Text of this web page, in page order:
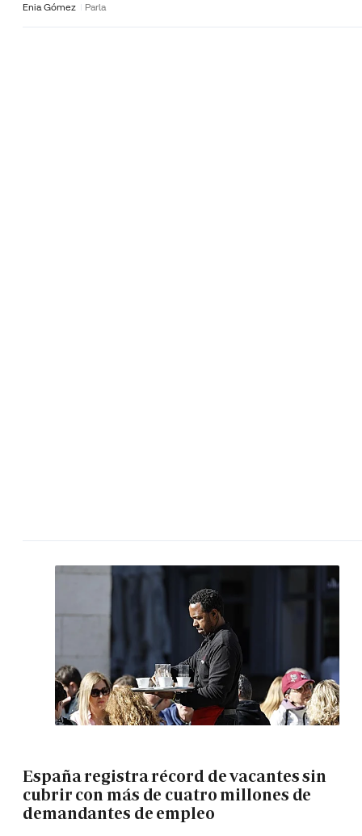
Enia Gómez Parla
España registra récord de vacantes sin
cubrir con más de cuatro millones de
demandantes de empleo